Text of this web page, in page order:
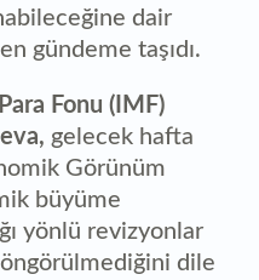
dair
gündeme taşıdı.
Fonu (IMF)
gelecek hafta
Görünüm
büyüme
yönlü revizyonlar
öngörülmediğini dile